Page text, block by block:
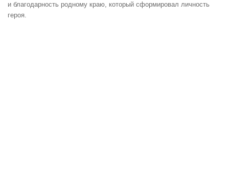
и благодарность родному краю, который сформировал личность
героя.